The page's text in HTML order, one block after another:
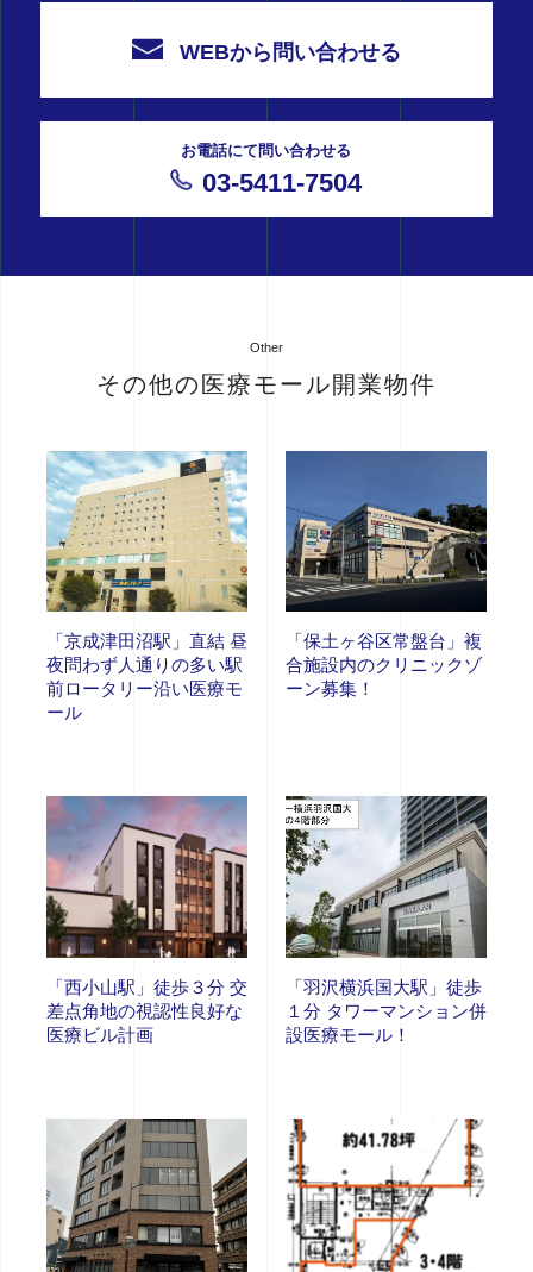
WEBから問い合わせる
お電話にて問い合わせる
03-5411-7504
Other
その他の医療モール開業物件
「京成津田沼駅」直結 昼
夜問わず人通りの多い駅
前ロータリー沿い医療モ
ール
「保土ヶ谷区常盤台」複
合施設内のクリニックゾ
ーン募集！
「西小山駅」徒歩３分 交
差点角地の視認性良好な
医療ビル計画
「羽沢横浜国大駅」徒歩
１分 タワーマンション併
設医療モール！